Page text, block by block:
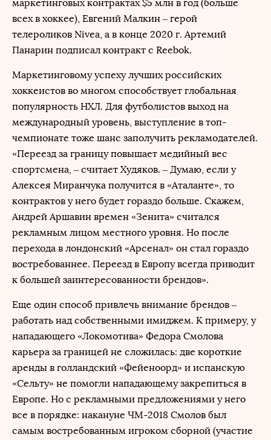
маркетинговых контрактах $5 млн в год (больше
всех в хоккее), Евгений Малкин – герой
телероликов Nivea, а в конце 2020 г. Артемий
Панарин подписал контракт с Reebok.
Маркетинговому успеху лучших российских
хоккеистов во многом способствует глобальная
популярность НХЛ. Для футболистов выход на
международный уровень, выступление в топ-
чемпионате тоже шанс заполучить рекламодателей.
«Переезд за границу повышает медийный вес
спортсмена, – считает Худяков. – Думаю, если у
Алексея Миранчука получится в «Аталанте», то
контрактов у него будет гораздо больше. Скажем,
Андрей Аршавин времен «Зенита» считался
рекламным лицом местного уровня. Но после
перехода в лондонский «Арсенал» он стал гораздо
востребованнее. Переезд в Европу всегда приводит
к большей заинтересованности брендов».
Еще один способ привлечь внимание брендов –
работать над собственными имиджем. К примеру, у
нападающего «Локомотива» Федора Смолова
карьера за границей не сложилась: две короткие
аренды в голландский «Фейеноорд» и испанскую
«Сельту» не помогли нападающему закрепиться в
Европе. Но с рекламными предложениями у него
все в порядке: накануне ЧМ-2018 Смолов был
самым востребованным игроком сборной (участие